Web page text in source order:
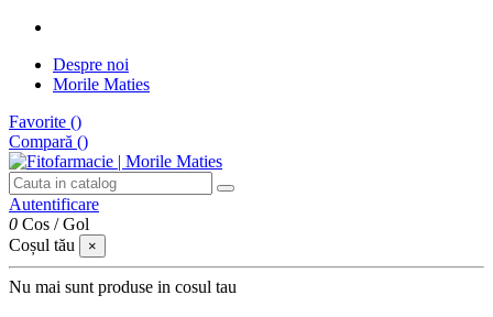
Despre noi
Morile Maties
Favorite ()
Compară ()
Autentificare
0 Cos /Gol
Coșul tău
×
Nu mai sunt produse in cosul tau